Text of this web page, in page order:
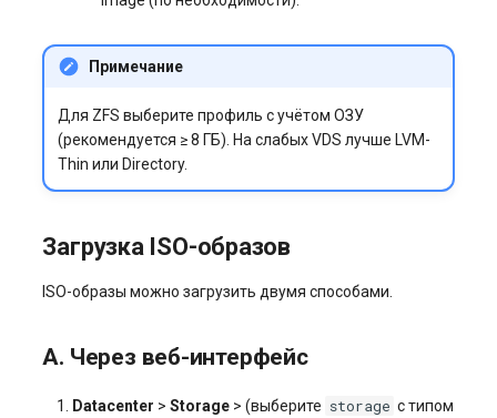
Примечание
Для ZFS выберите профиль с учётом ОЗУ
(рекомендуется ≥ 8 ГБ). На слабых VDS лучше LVM-
Thin или Directory.
Загрузка ISO-образов
ISO-образы можно загрузить двумя способами.
A. Через веб-интерфейс
Datacenter > Storage> (выберите storage с типом